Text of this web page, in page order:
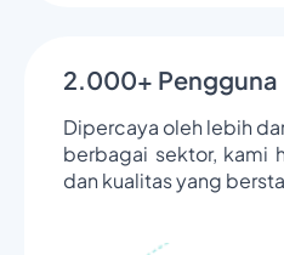
2.000+ Pengguna
Dipercaya oleh lebih
berbagai sektor, kami
dan kualitas yang